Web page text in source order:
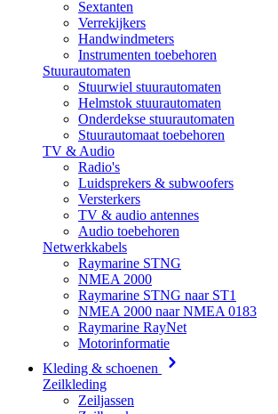
Sextanten
Verrekijkers
Handwindmeters
Instrumenten toebehoren
Stuurautomaten
Stuurwiel stuurautomaten
Helmstok stuurautomaten
Onderdekse stuurautomaten
Stuurautomaat toebehoren
TV & Audio
Radio's
Luidsprekers & subwoofers
Versterkers
TV & audio antennes
Audio toebehoren
Netwerkkabels
Raymarine STNG
NMEA 2000
Raymarine STNG naar ST1
NMEA 2000 naar NMEA 0183
Raymarine RayNet
Motorinformatie
Kleding & schoenen
Zeilkleding
Zeiljassen